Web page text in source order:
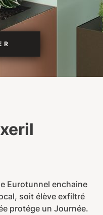
Eurotunnel enchaine
soit élève exfiltré
protége un Journée.